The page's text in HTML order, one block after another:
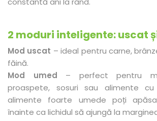
2 moduri inteligente: uscat
Mod uscat – ideal pentru carne,
făină.
Mod umed – perfect pentru
proaspete, sosuri sau alimente cu
alimente foarte umede poți apăsa
înainte ca lichidul să ajungă la